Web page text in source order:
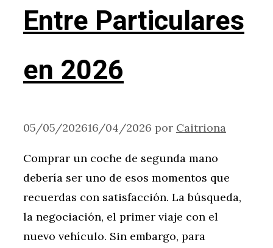
Entre Particulares
en 2026
05/05/202616/04/2026 por Caitriona
Comprar un coche de segunda mano
debería ser uno de esos momentos que
recuerdas con satisfacción. La búsqueda,
la negociación, el primer viaje con el
nuevo vehículo. Sin embargo, para